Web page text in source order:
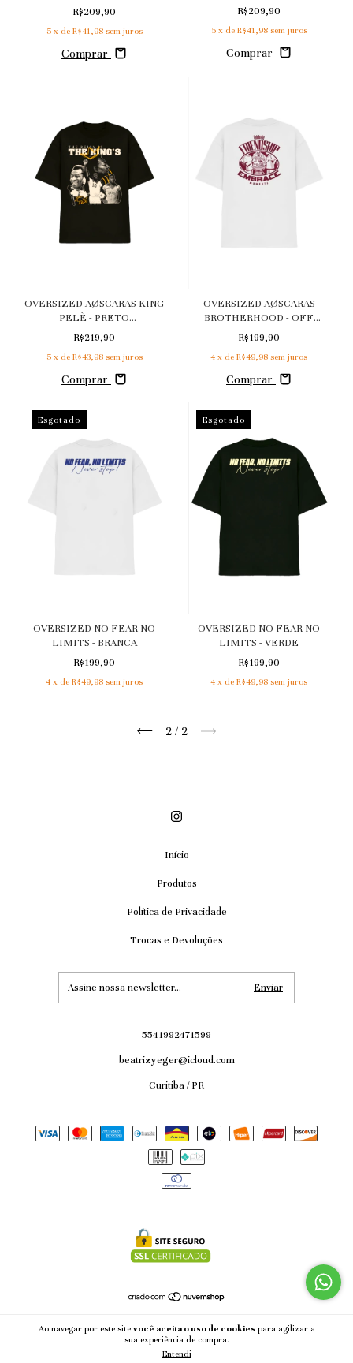
Ao navegar por este site você aceita o uso de cookies para agilizar a
sua experiência de compra.
Entendi
R$209,90
5 x de R$41,98 sem juros
Comprar
R$209,90
5 x de R$41,98 sem juros
Comprar
OVERSIZED AØSCARAS KING
PELÈ - PRETO
MARMORIZADO
R$219,90
5 x de R$43,98 sem juros
Comprar
OVERSIZED AØSCARAS
BROTHERHOOD - OFF
WHITE
R$199,90
4 x de R$49,98 sem juros
Comprar
Esgotado
OVERSIZED NO FEAR NO
LIMITS - BRANCA
R$199,90
4 x de R$49,98 sem juros
Esgotado
OVERSIZED NO FEAR NO
LIMITS - VERDE
R$199,90
4 x de R$49,98 sem juros
2 / 2
Início
Produtos
Política de Privacidade
Trocas e Devoluções
5541992471599
beatrizyeger@icloud.com
Curitiba / PR